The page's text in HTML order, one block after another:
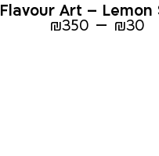
Flavour Art – Lemon
₪30
–
₪350